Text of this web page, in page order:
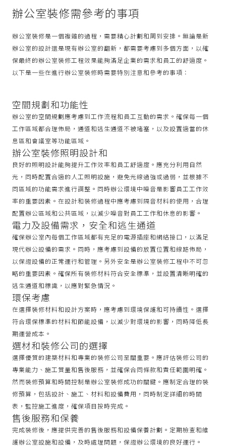
辦公室裝修需參考的事項
辦公室裝修是一個複雜的過程，需要精心計劃和周到安排。無論是新
辦公室的設計還是現有辦公室的翻新，都需要考慮到多個方面，以確
保最終的辦公室裝修工程效果能夠滿足企業的需求和員工的舒適度。
以下是一些在進行辦公室裝修時需要特別注意和參考的事項：
空間規劃和功能性
辦公室的空間規劃應考慮到工作流程和員工互動的需求。確保每一個
工作區域都合理佈局，通道和逃生通道不被堵塞，以及設置適當的休
息區和會議室等功能區域。
辦公室裝修照明設計和
良好的照明設計能夠提升工作效率和員工舒適度。應充分利用自然
光，同時配置合適的人工照明設施，避免光線過強或過弱，並根據不
同區域的功能需求進行調整。同時辦公環境中噪音是影響員工工作效
率的重要因素。在設計和裝修過程中應考慮到隔音材料的使用，合理
配置辦公區域和公共區域，以減少噪音對員工工作和休息的影響。
電力及設備需求，安全和逃生通道
確保辦公室內每個工作區域都有充足的電源插座和網絡接口，以滿足
現代辦公設備的需求。同時，應考慮到設備的放置位置和線路佈局，
以保證設備的正常運行和管理。另外安全是辦公室裝修工程中不可忽
略的重要因素。確保所有裝修材料符合安全標準，並設置清晰明確的
逃生通道和標識，以應對緊急情況。
環保考慮
在選擇裝修材料和設計方案時，應考慮到環境保護和可持續性。選擇
符合環保標準的材料和節能設備，以減少對環境的影響，同時降低長
期運營成本。
選材和裝修公司的選擇
選擇優質的建築材料和專業的裝修公司至關重要。應評估裝修公司的
專業能力、施工質量和售後服務，並確保合同條款和責任範圍明確。
然而裝修預算和時間控制是辦公室裝修成功的關鍵。應制定合理的裝
修預算，包括設計、施工、材料和設備費用，同時制定詳細的時間
表，監控施工進度，確保項目按時完成。
售後服務和保養
完成裝修後，應提供完善的售後服務和設備保養計劃。定期檢查和維
護辦公室設施和設備，及時處理問題，保證辦公環境的良好運行。